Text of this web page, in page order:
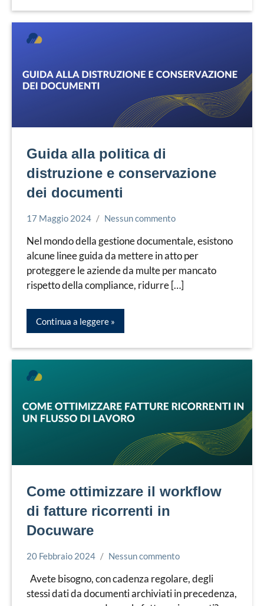
Guida alla politica di
distruzione e conservazione
dei documenti
Conservazione
Documenti
17 Maggio 2024
Bruno
Villa
Nessun commento
Nel mondo della gestione documentale, esistono
alcune linee guida da mettere in atto per
proteggere le aziende da multe per mancato
rispetto della compliance, ridurre […]
Continua a leggere
Come ottimizzare il workflow
di fatture ricorrenti in
Docuware
20 Febbraio 2024
Simone
Leorato
Nessun commento
Avete bisogno, con cadenza regolare, degli
stessi dati da documenti archiviati in precedenza,